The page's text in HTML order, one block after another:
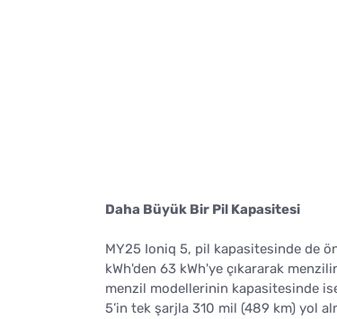
Daha Büyük Bir Pil Kapasitesi
MY25 Ioniq 5, pil kapasitesinde de
kWh'den 63 kWh'ye çıkararak
menzil modellerinin kapasitesinde
5’in tek şarjla 310 mil (489 km) yol